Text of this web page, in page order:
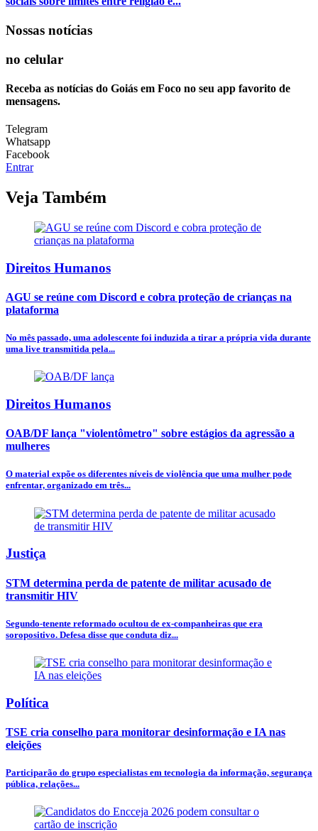
Nossas notícias
no celular
Receba as notícias do Goiás em Foco no seu app favorito de
mensagens.
Telegram
Whatsapp
Facebook
Entrar
Veja Também
Direitos Humanos
AGU se reúne com Discord e cobra proteção de crianças na
plataforma
No mês passado, uma adolescente foi induzida a tirar a própria vida durante
uma live transmitida pela...
Direitos Humanos
OAB/DF lança "violentômetro" sobre estágios da agressão a
mulheres
O material expõe os diferentes níveis de violência que uma mulher pode
enfrentar, organizado em três...
Justiça
STM determina perda de patente de militar acusado de
transmitir HIV
Segundo-tenente reformado ocultou de ex-companheiras que era
soropositivo. Defesa disse que conduta diz...
Política
TSE cria conselho para monitorar desinformação e IA nas
eleições
Participarão do grupo especialistas em tecnologia da informação, segurança
pública, relações...